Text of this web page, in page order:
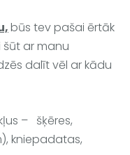
būs tev pašai ērtāk
šūt ar manu
dalīt vēl ar kādu
–   šķēres,
kniepadatas,